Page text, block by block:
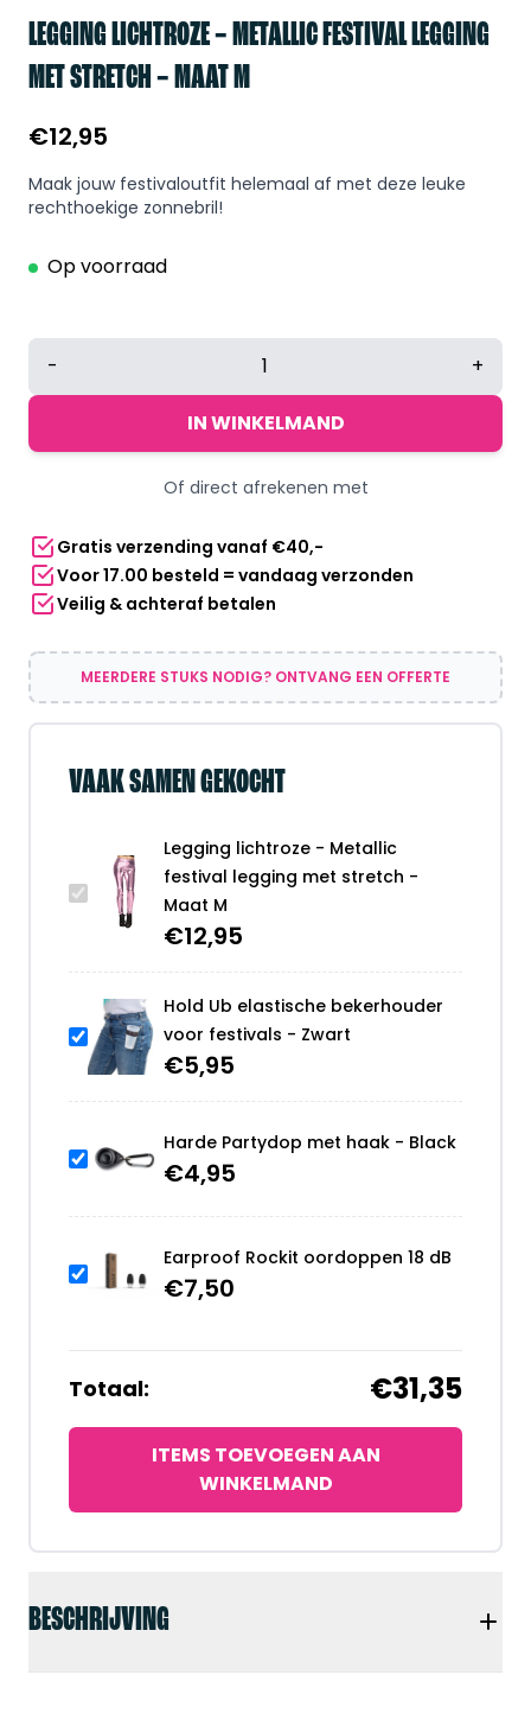
BESCHRIJVING
LEGGING LICHTROZE – METALLIC FESTIVAL LEGGING
MET STRETCH – MAAT M
€12,95
Maak jouw festivaloutfit helemaal af met deze leuke
rechthoekige zonnebril!
Op voorraad
Legging
-
stretch
-
Maat
aantal
- +
IN WINKELMAND
Of direct afrekenen met
Gratis verzending vanaf €40,-
Voor 17.00 besteld = vandaag verzonden
Veilig & achteraf betalen
MEERDERE STUKS NODIG? ONTVANG EEN OFFERTE
VAAK SAMEN GEKOCHT
Legging lichtroze - Metallic
festival legging met stretch -
Maat M
€12,95
Hold Ub elastische bekerhouder
voor festivals - Zwart
€5,95
Harde Partydop met haak - Black
€4,95
Earproof Rockit oordoppen 18 dB
€7,50
Totaal: €31,35
ITEMS TOEVOEGEN AAN
WINKELMAND